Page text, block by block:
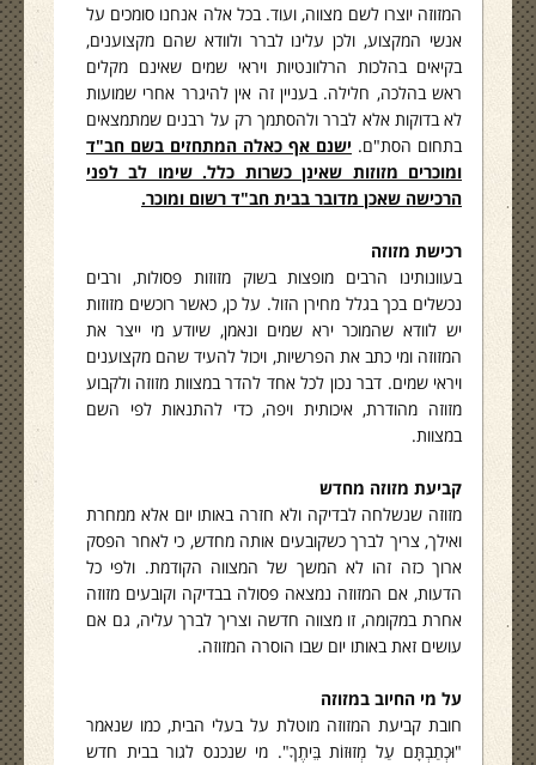
המזוזה יוצרו לשם מצווה, ועוד. בכל אלה אנחנו סומכים על
אנשי המקצוע, ולכן עלינו לברר ולוודא שהם מקצוענים,
בקיאים בהלכות הרלוונטיות ויראי שמים שאינם מקלים
ראש בהלכה, חלילה. בעניין זה אין להיגרר אחרי שמועות
לא בדוקות אלא לברר ולהסתמך רק על רבנים שמתמצאים
בתחום הסת"ם. ישנם אף כאלה המתחזים בשם חב"ד
ומוכרים מזוזות שאינן כשרות כלל. שימו לב לפני
הרכישה שאכן מדובר בבית חב"ד רשום ומוכר.
רכישת מזוזה
בעוונותינו הרבים מופצות בשוק מזוזות פסולות, ורבים
נכשלים בכך בגלל מחירן הזול. על כן, כאשר רוכשים מזוזות
יש לוודא שהמוכר ירא שמים ונאמן, שיודע מי ייצר את
המזוזה ומי כתב את הפרשיות, ויכול להעיד שהם מקצוענים
ויראי שמים. דבר נכון לכל אחד להדר במצוות מזוזה ולקבוע
מזוזה מהודרת, איכותית ויפה, כדי להתנאות לפי השם
במצוות.
קביעת מזוזה מחדש
מזוזה שנשלחה לבדיקה ולא חזרה באותו יום אלא ממחרת
ואילך, צריך לברך כשקובעים אותה מחדש, כי לאחר הפסק
ארוך כזה זהו לא המשך של המצווה הקודמת. ולפי כל
הדעות, אם המזוזה נמצאה פסולה בבדיקה וקובעים מזוזה
אחרת במקומה, זו מצווה חדשה וצריך לברך עליה, גם אם
עושים זאת באותו יום שבו הוסרה המזוזה.
על מי החיוב במזוזה
חובת קביעת המזוזה מוטלת על בעלי הבית, כמו שנאמר
"וּכְתַבְתָּם עַל מְזוּזוֹת בֵּיתֶךָ". מי שנכנס לגור בבית חדש